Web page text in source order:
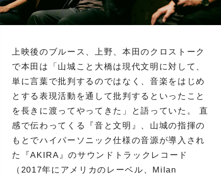
上映後のブルース、上野、本田のクロストーク
で本田は「山城こと大橋は現代文明に対して、
単に言葉で批判するのではなく、音楽をはじめ
とする表現活動を通して批判するといったこと
を長きに渡ってやってきた」と語っていた。 直
感で伝わってくる『音と文明』、山城の指揮の
もとでハイパーソニック仕様の音源が導入され
た『AKIRA』のサウンドトラックレコード
（2017年にアメリカのレーベル、Milan